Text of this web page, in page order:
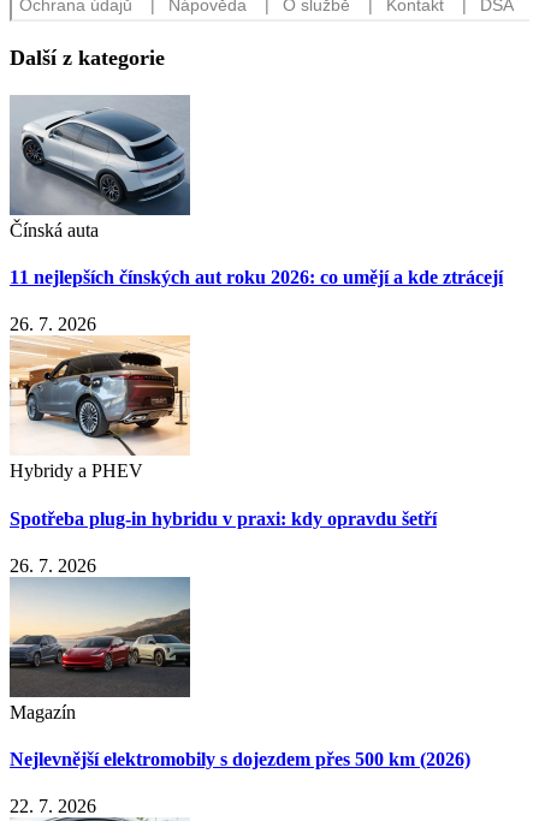
Další z kategorie
Čínská auta
11 nejlepších čínských aut roku 2026: co umějí a kde ztrácejí
26. 7. 2026
Hybridy a PHEV
Spotřeba plug-in hybridu v praxi: kdy opravdu šetří
26. 7. 2026
Magazín
Nejlevnější elektromobily s dojezdem přes 500 km (2026)
22. 7. 2026